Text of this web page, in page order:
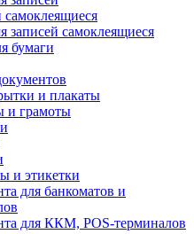
самоклеящиеся
записей самоклеящиеся
бумаги
и плакаты
и грамоты
и этикетки
для банкоматов и
для ККМ, POS-терминалов